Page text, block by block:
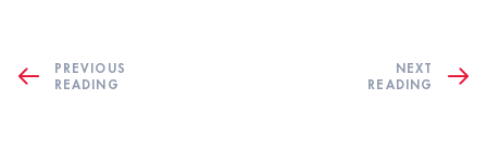
PREVIOUS
READING
NEXT
READING